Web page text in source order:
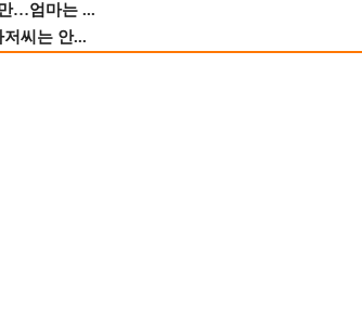
…엄마는 ...
씨는 안...